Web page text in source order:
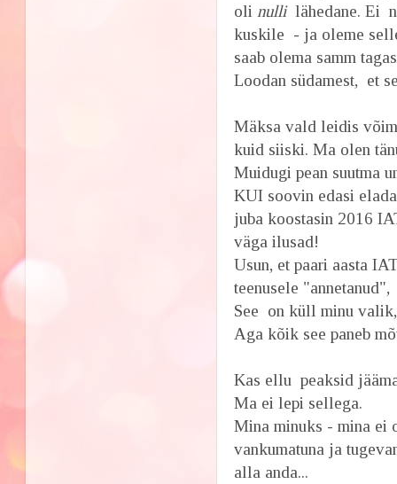
oli nullilähedane. Ei
kuskile - ja oleme
saab olema samm
Loodan südamest, et
Mäksa vald leidis
kuid siiski. Ma olen
Muidugi pean suutma
KUI soovin edasi
juba koostasin 2016
väga ilusad!
Usun, et paari aasta
teenusele
See on küll minu
Aga kõik see paneb
Kas ellu peaksid
Ma ei lepi sellega.
Mina minuks - mina ei
vankumatuna ja
alla anda...